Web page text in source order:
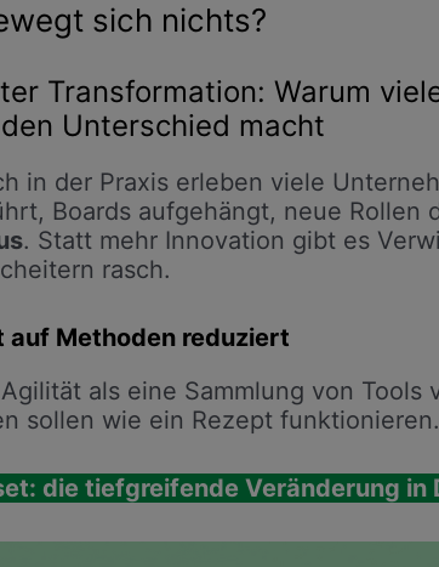
sich nichts?
Transformation: Warum
Unterschied macht
in der Praxis erleben viele
Boards aufgehängt, neue
. Statt mehr Innovation gibt es
rasch.
auf Methoden reduziert
als eine Sammlung von Tools
sollen wie ein Rezept funktionieren.
die tiefgreifende Veränderung in